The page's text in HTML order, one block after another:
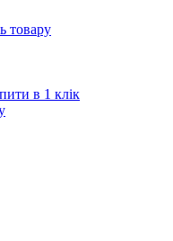
товару
в 1 клік